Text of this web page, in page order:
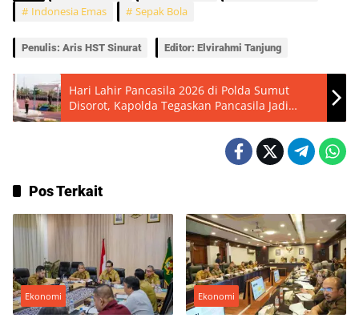
Indonesia Emas
Sepak Bola
Penulis: Aris HST Sinurat Editor: Elvirahmi Tanjung
Hari Lahir Pancasila 2026 di Polda Sumut
Disorot, Kapolda Tegaskan Pancasila Jadi
Jangkar Moral Hadapi Tantangan Global
Pos Terkait
Ekonomi Ekonomi